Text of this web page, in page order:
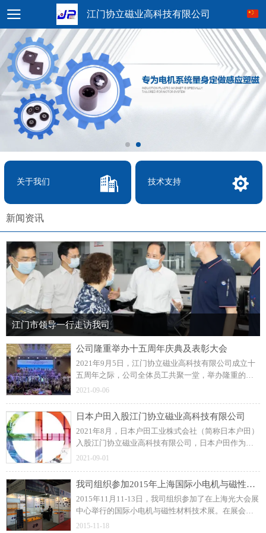
江门协立磁业高科技有限公司
关于我们 技术支持
新闻资讯
江门市领导一行走访我司
公司隆重举办十五周年庆典及表彰大会
2021年9月5日，江门协立磁业高科技有限公司成立十
五周年之际，公司全体员工共聚一堂，举办隆重的周
年庆典及表彰大会！展望未来，协立公司更加坚定信
2021-09-06
日本户田入股江门协立磁业高科技有限公司
2021年8月，日本户田工业株式会社（简称日本户田）
入股江门协立磁业高科技有限公司，日本户田作为公
司磁粒料的供应商，此前建立了良好的长期合作关
2021-09-01
我司组织参加2015年上海国际小电机与磁性材料技术展
2015年11月11-13日，我司组织参加了在上海光大会展
中心举行的国际小电机与磁性材料技术展。在展会
上，我司与众多国内外汽车零部件、工业控制类和家
2015-11-18